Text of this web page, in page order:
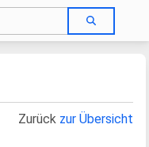
Zurück zur Übersicht